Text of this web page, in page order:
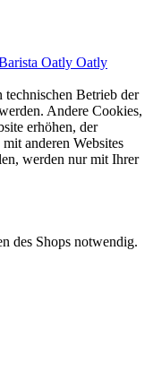
Oatly Oatly
technischen Betrieb der
Andere Cookies,
erhöhen, der
anderen Websites
werden nur mit Ihrer
des Shops notwendig.